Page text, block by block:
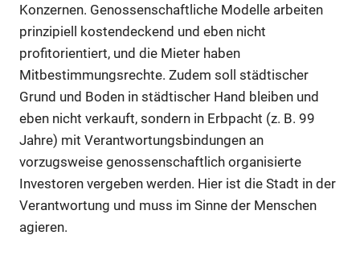
Anzeige
Anzeige
Anzeige
Konzernen. Genossenschaftliche Modelle arbeiten
prinzipiell kostendeckend und eben nicht
profitorientiert, und die Mieter haben
Mitbestimmungsrechte. Zudem soll städtischer
Grund und Boden in städtischer Hand bleiben und
eben nicht verkauft, sondern in Erbpacht (z. B. 99
Jahre) mit Verantwortungsbindungen an
vorzugsweise genossenschaftlich organisierte
Investoren vergeben werden. Hier ist die Stadt in der
Verantwortung und muss im Sinne der Menschen
agieren.